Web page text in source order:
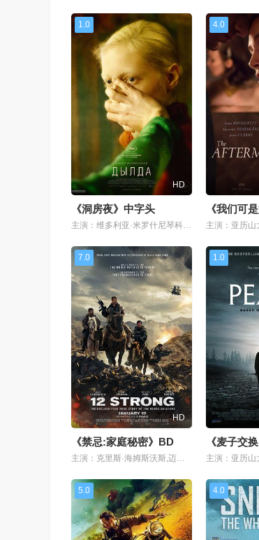
1.0
HD
《洞房夜》中字头
主演：维多利亚·米罗什尼琴科,瓦西丽莎·佩里吉娜,Andrey Bykov,Igor Shirokov,Konstantin Balakirev,克塞妮娅·库捷波娃,Olga Dragunova,Timofey Glazkov,Filipp Zhloba
4.0
《我们可
7.0
HD
《禁忌:家庭秘密》BD
主演：克里斯·海姆斯沃斯,迈克尔·珊农,迈克尔·佩纳,纳维德·内加班,崔凡特·罗兹,吉欧夫·斯图兹,萨德·拉金比尔,奥斯汀·赫伯特,奥斯汀·斯托维尔,本·奥图
1.0
《麦子交
5.0 4.0